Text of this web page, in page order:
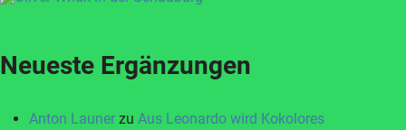
Neueste Ergänzungen
Anton Launer zu Aus Leonardo wird Kokolores